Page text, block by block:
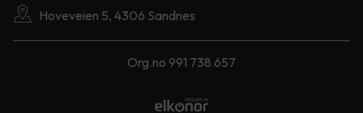
Hoveveien 5, 4306 Sandnes
Org.no 991 738 657